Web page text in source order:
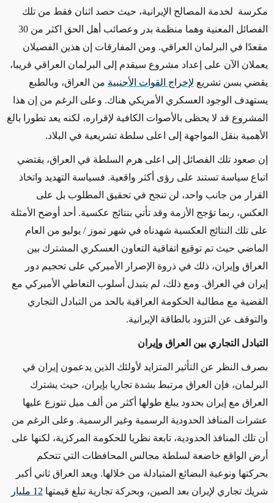
مكرسة لخدمة المصالح الإيرانية، حيث حصد اثنان فقط من تلك
الفصائل المعنية وهما منظمة بدر وعصائب أهل الحق اكثر من 30
مقعدًا في البرلمان العراقي. ومن المفارقات إن هذين الفصيلان
يعملان الآن على إعداد مشروع سيقدم إلى البرلمان العراقي قريبا،
يقضي بسن تشريع لإخراج القوات الأجنبية من العراق، وبالطبع
يستهدف الوجود العسكري الأمريكي هناك. وعلى الرغم من إن هذا
المشروع قد لا يحظى بالأصوات الكافية لإقراره، لكنه يعد تطورا بالغ
الأهمية بنقل المواجهة إلى اعلى سلطة تشريعية في البلاد.
إن صعود تلك الفصائل إلى اعلى هرم السلطة في العراق، يقتضي
اتباع سياسة تستند على رؤى أكثر واقعية. فسياسة التهديد واتخاذ
القرار من جانب واحد، لن تنجح في تحقيق المطلوب بل على
العكس، ربما تؤجج الأزمة وقد تأتي بنتائج عكسية. أحد أوضح الأمثلة
على تلك النتائج العكسية شهدناه في شهر تموز / يوليو من العام
الماضي حيث تم توقيع اتفاقية التعاون العسكري المشترك بين
العراق وإيران، ذلك في ذروة الإصرار الأميركي على تحجيم دور
إيران في العراق. ومع ذلك، لم يتبدل أسلوب التعاطي الأميركي مع
القضية مع مطالبة الحكومة العراقية بالحد من التبادل التجاري
والتوقف عن التزود بالطاقة الإيرانية.
التبادل التجاري بين العراق وإيران
بصرف النظر عن التأثير المتزايد لأولئك الذين يدعمون إيران في
البرلمان، فإن العراق مرتبط بشدة تجاريا بإيران، حيث يشترك
العراق مع إيران بحدود يبلغ طولها أكثر من ألف ميل تتوزع عليها
عشرات المنافذ الحدودية الرسمية وغير الرسمية. وعلى الرغم من
أن تلك المنافذ الحدودية، تابعة نظريا للحكومة المركزية، لكنها على
أرض الواقع خاضعة لسلطة مجالس المحافظات التي تتحكم
بحركتها ونوعية البضائع المتبادلة من خلالها. ويعد العراق ثاني أكبر
شريك تجاري لإيران بعد الصين، وبحركة تجارية تبلغ قيمتها
12 مليار